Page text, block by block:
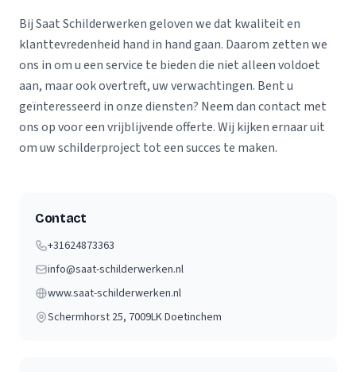
Bij Saat Schilderwerken geloven we dat kwaliteit en
klanttevredenheid hand in hand gaan. Daarom zetten we
ons in om u een service te bieden die niet alleen voldoet
aan, maar ook overtreft, uw verwachtingen. Bent u
geïnteresseerd in onze diensten? Neem dan contact met
ons op voor een vrijblijvende offerte. Wij kijken ernaar uit
om uw schilderproject tot een succes te maken.
Contact
+31624873363
info@saat-schilderwerken.nl
www.saat-schilderwerken.nl
Schermhorst 25, 7009LKDoetinchem